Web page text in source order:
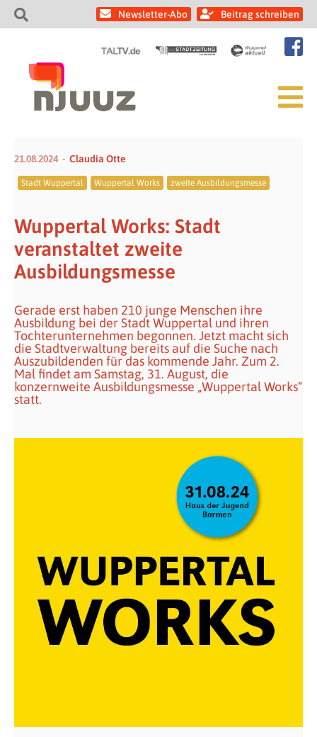
Newsletter-Abo Beitrag schreiben
21.08.2024 Claudia Otte
Stadt Wuppertal Wuppertal Works zweite Ausbildungsmesse
Wuppertal Works: Stadt
veranstaltet zweite
Ausbildungsmesse
Gerade erst haben 210 junge Menschen ihre
Ausbildung bei der Stadt Wuppertal und ihren
Tochterunternehmen begonnen. Jetzt macht sich
die Stadtverwaltung bereits auf die Suche nach
Auszubildenden für das kommende Jahr. Zum 2.
Mal findet am Samstag, 31. August, die
konzernweite Ausbildungsmesse „Wuppertal Works“
statt.